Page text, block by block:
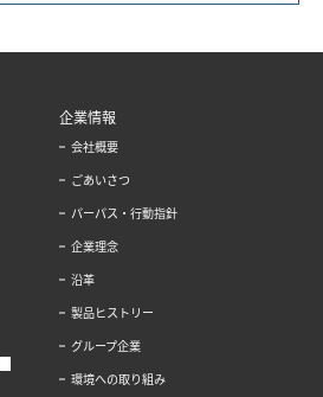
企業情報
会社概要
ごあいさつ
パーパス・行動指針
企業理念
沿革
製品ヒストリー
グループ企業
環境への取り組み